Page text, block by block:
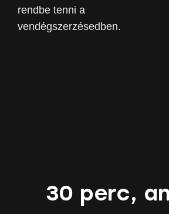
rendbe tenni a
vendégszerzésedben.
30 perc,